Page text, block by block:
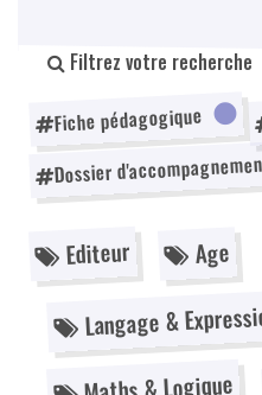
Filtrez votre recherche
Fiche pédagogique
Dossier
Editeur Age
Langage &